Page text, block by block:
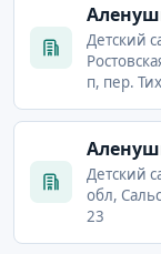
Детский
п, пер.
Детский
обл,
23